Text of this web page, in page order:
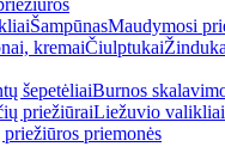
ŠampūnasMaudymosi
kremaiČiulptukai
šepetėliaiBurnos
priežiūraiLiežuvio valikliai
priežiūros priemonės